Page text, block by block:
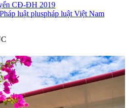
CĐ-ĐH 2019
Pháp luật pluspháp luật Việt Nam